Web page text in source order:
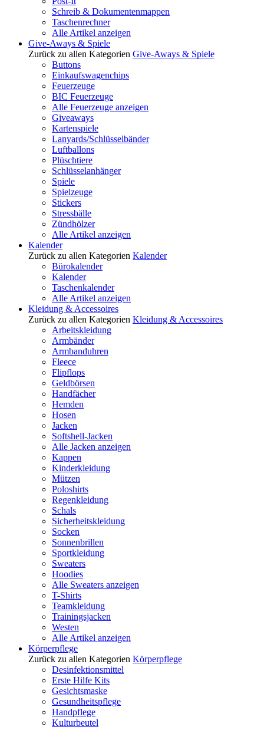
Schreib & Dokumentenmappen
Taschenrechner
Alle Artikel anzeigen
Give-Aways & Spiele
Zurück zu allen Kategorien Give-Aways & Spiele
Buttons
Einkaufswagenchips
Feuerzeuge
BIC Feuerzeuge
Alle Feuerzeuge anzeigen
Giveaways
Kartenspiele
Lanyards/Schlüsselbänder
Luftballons
Plüschtiere
Schlüsselanhänger
Spiele
Spielzeuge
Stickers
Stressbälle
Zündhölzer
Alle Artikel anzeigen
Kalender
Zurück zu allen Kategorien Kalender
Bürokalender
Kalender
Taschenkalender
Alle Artikel anzeigen
Kleidung & Accessoires
Zurück zu allen Kategorien Kleidung & Accessoires
Arbeitskleidung
Armbänder
Armbanduhren
Fleece
Flipflops
Geldbörsen
Handfächer
Hemden
Hosen
Jacken
Softshell-Jacken
Alle Jacken anzeigen
Kappen
Kinderkleidung
Mützen
Poloshirts
Regenkleidung
Schals
Sicherheitskleidung
Socken
Sonnenbrillen
Sportkleidung
Sweaters
Hoodies
Alle Sweaters anzeigen
T-Shirts
Teamkleidung
Trainingsjacken
Westen
Alle Artikel anzeigen
Körperpflege
Zurück zu allen Kategorien Körperpflege
Desinfektionsmittel
Erste Hilfe Kits
Gesichtsmaske
Gesundheitspflege
Handpflege
Kulturbeutel